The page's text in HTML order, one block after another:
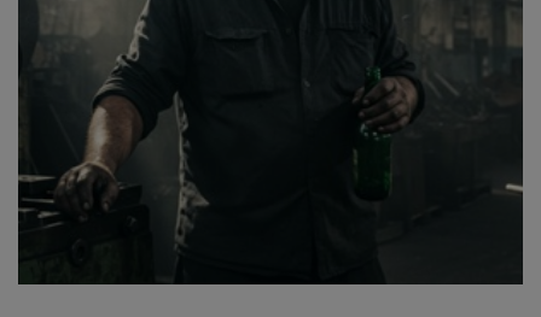
Статьи, обзоры
Регистрация